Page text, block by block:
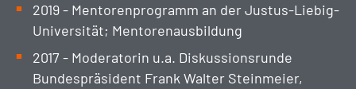
2019 - Mentorenprogramm an der Justus-Liebig-
Universität; Mentorenausbildung
2017 - Moderatorin u.a. Diskussionsrunde
Bundespräsident Frank Walter Steinmeier,